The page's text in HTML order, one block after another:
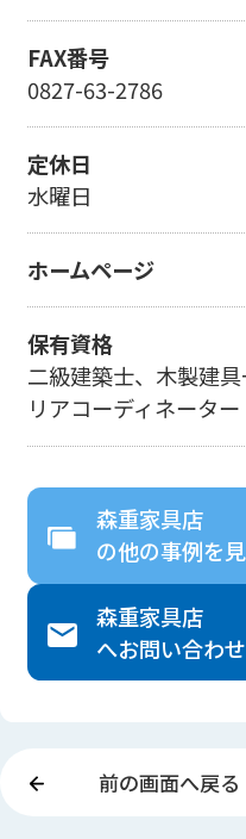
FAX番号
0827-63-2786
定休日
水曜日
ホームページ
保有資格
二級建築士、木製建
リアコーディネーター
森重家具店
の他の事例を
森重家具店
へお問い合わせ
前の画面へ戻る